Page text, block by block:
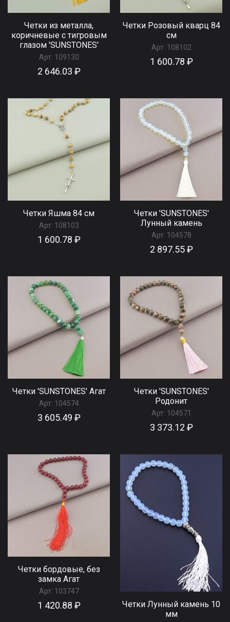
Четки из металла,
коричневые с тигровым
глазом 'SUNSTONES'
Арт: 109130
2 646.03 ₽
Четки Розовый кварц 84
см
Арт: 108102
1 600.78 ₽
Четки Яшма 84 см
Арт: 108103
1 600.78 ₽
Четки 'SUNSTONES'
Лунный камень
Арт: 104578
2 897.55 ₽
Четки 'SUNSTONES' Агат
Арт: 104574
3 605.49 ₽
Четки 'SUNSTONES'
Родонит
Арт: 104571
3 373.12 ₽
Четки бордовые, без
замка Агат
Арт: 103747
1 420.88 ₽
Четки Лунный камень 10
мм